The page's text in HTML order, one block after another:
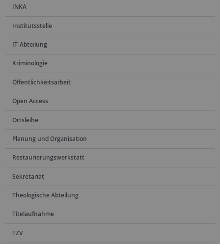
INKA
Institutsstelle
IT-Abteilung
Kriminologie
Öffentlichkeitsarbeit
Open Access
Ortsleihe
Planung und Organisation
Restaurierungswerkstatt
Sekretariat
Theologische Abteilung
Titelaufnahme
TZV